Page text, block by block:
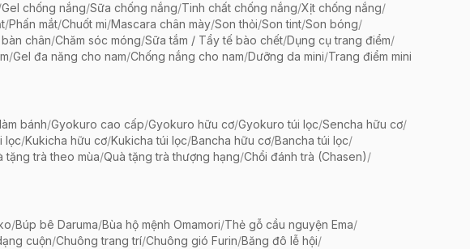
Gel chống nắng/Sữa chống nắng/Tinh chất chống nắng/Xịt chống nắng/
/Phấn mắt/Chuốt mi/Mascara chân mày/Son thỏi/Son tint/Son bóng/
chân/Chăm sóc móng/Sữa tắm / Tẩy tế bào chết/Dụng cụ trang điểm/
/Gel đa năng cho nam/Chống nắng cho nam/Dưỡng da mini/Trang điểm mini
bánh/Gyokuro cao cấp/Gyokuro hữu cơ/Gyokuro túi lọc/Sencha hữu cơ/
lọc/Kukicha hữu cơ/Kukicha túi lọc/Bancha hữu cơ/Bancha túi lọc/
tặng trà theo mùa/Quà tặng trà thượng hạng/Chổi đánh trà (Chasen)/
/Búp bê Daruma/Bùa hộ mệnh Omamori/Thẻ gỗ cầu nguyện Ema/
cuộn/Chuông trang trí/Chuông gió Furin/Băng đô lễ hội/